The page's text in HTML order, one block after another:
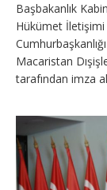
Başbakanlık
Hükümet İletişimi
Macaristan
tarafından imza